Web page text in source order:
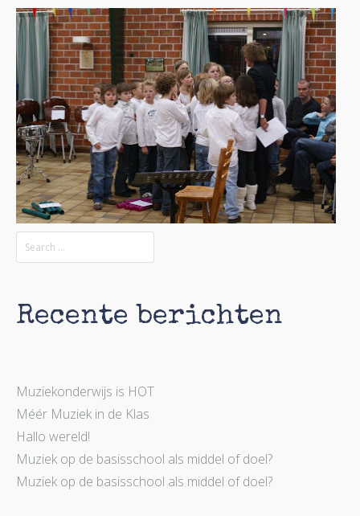
Recente berichten
Muziekonderwijs is HOT
Méér Muziek in de Klas
Hallo wereld!
Muziek op de basisschool als middel of doel?
Muziek op de basisschool als middel of doel?